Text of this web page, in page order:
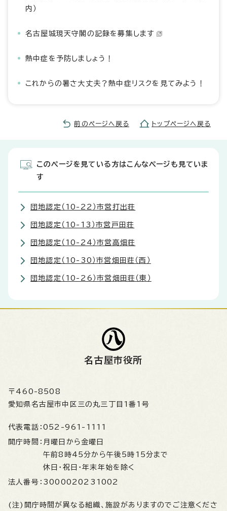
内）
名古屋城現天守閣の記録を募集します
熱中症を予防しましょう！
これからの暑さ大丈夫？熱中症リスクを見てみよう！
前のページへ戻る トップページへ戻る
このページを見ている方はこんなページも見ていま
す
団地認定（10-22）市営打出荘
団地認定（10-13）市営戸田荘
団地認定（10-24）市営高畑荘
団地認定（10-30）市営畑田荘（西）
団地認定（10-26）市営畑田荘（東）
名古屋市役所
〒460-8508
愛知県名古屋市中区三の丸三丁目1番1号
代表電話： 052-961-1111
開庁時間： 月曜日から金曜日
午前8時45分から午後5時15分まで
休日・祝日・年末年始を除く
法人番号： 3000020231002
(注)開庁時間が異なる組織、施設がありますのでご注意くださ